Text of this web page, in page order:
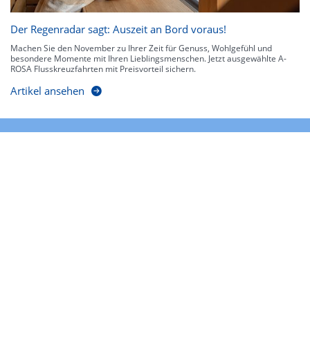
Der Regenradar sagt: Auszeit an Bord voraus!
Machen Sie den November zu Ihrer Zeit für Genuss, Wohlgefühl und
besondere Momente mit Ihren Lieblingsmenschen. Jetzt ausgewählte A-
ROSA Flusskreuzfahrten mit Preisvorteil sichern.
Artikel ansehen